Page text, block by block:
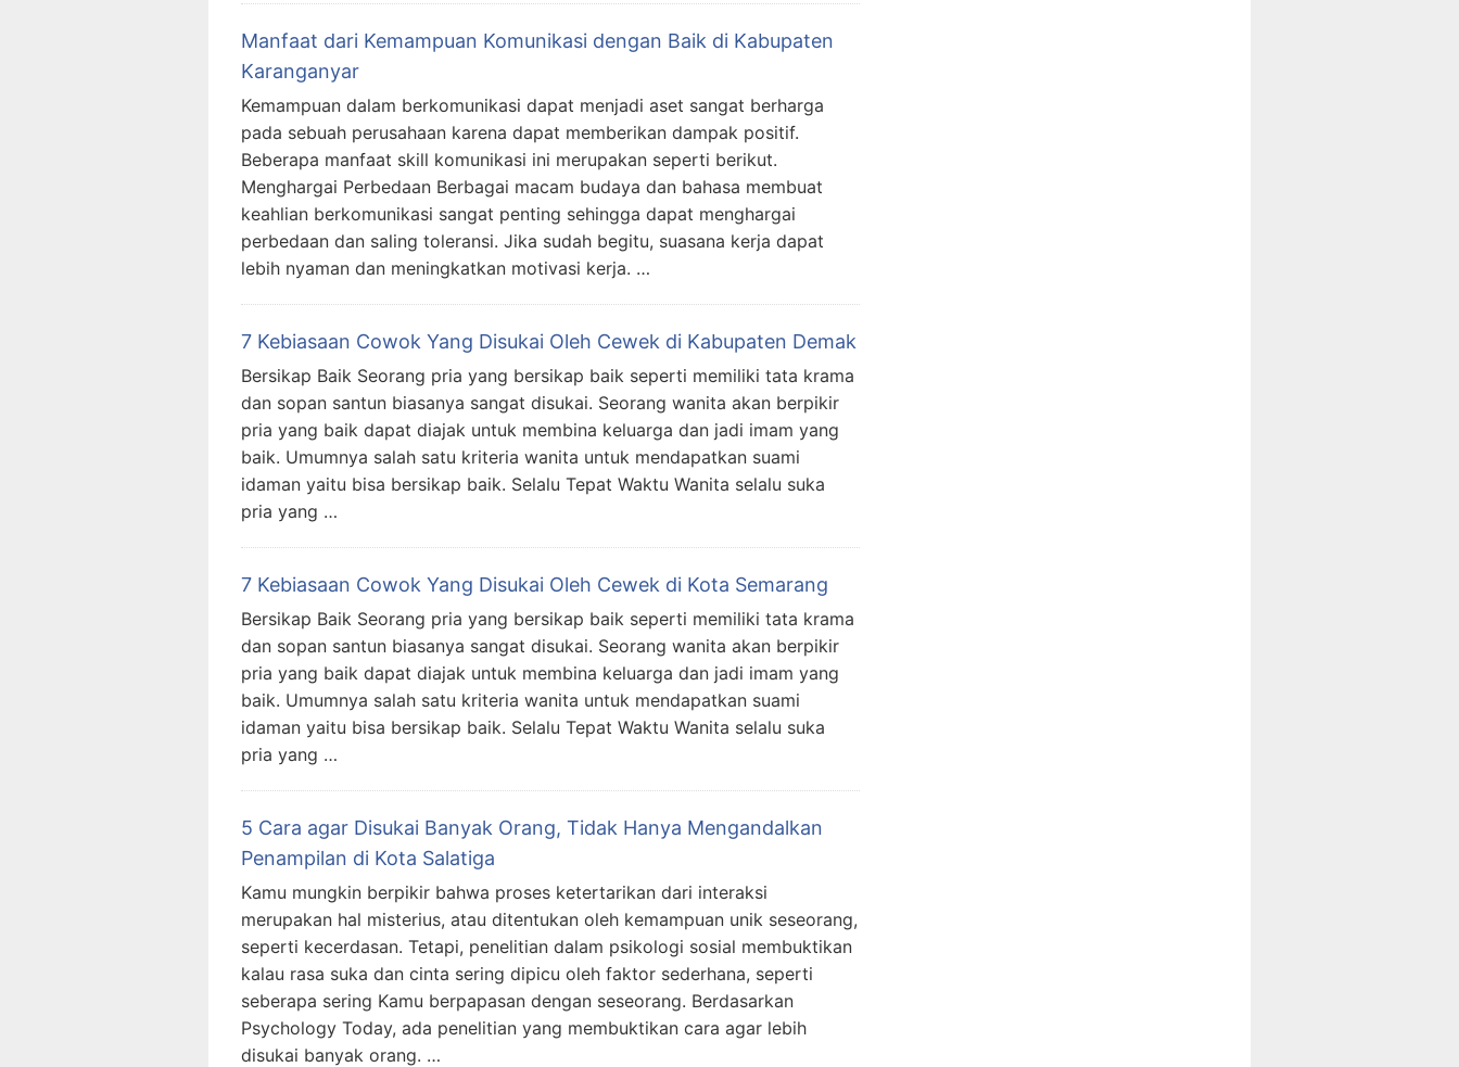
Manfaat dari Kemampuan Komunikasi dengan Baik di Kabupaten
Karanganyar
Kemampuan dalam berkomunikasi dapat menjadi aset sangat berharga
pada sebuah perusahaan karena dapat memberikan dampak positif.
Beberapa manfaat skill komunikasi ini merupakan seperti berikut.
Menghargai Perbedaan Berbagai macam budaya dan bahasa membuat
keahlian berkomunikasi sangat penting sehingga dapat menghargai
perbedaan dan saling toleransi. Jika sudah begitu, suasana kerja dapat
lebih nyaman dan meningkatkan motivasi kerja. …
7 Kebiasaan Cowok Yang Disukai Oleh Cewek di Kabupaten Demak
Bersikap Baik Seorang pria yang bersikap baik seperti memiliki tata krama
dan sopan santun biasanya sangat disukai. Seorang wanita akan berpikir
pria yang baik dapat diajak untuk membina keluarga dan jadi imam yang
baik. Umumnya salah satu kriteria wanita untuk mendapatkan suami
idaman yaitu bisa bersikap baik. Selalu Tepat Waktu Wanita selalu suka
pria yang …
7 Kebiasaan Cowok Yang Disukai Oleh Cewek di Kota Semarang
Bersikap Baik Seorang pria yang bersikap baik seperti memiliki tata krama
dan sopan santun biasanya sangat disukai. Seorang wanita akan berpikir
pria yang baik dapat diajak untuk membina keluarga dan jadi imam yang
baik. Umumnya salah satu kriteria wanita untuk mendapatkan suami
idaman yaitu bisa bersikap baik. Selalu Tepat Waktu Wanita selalu suka
pria yang …
5 Cara agar Disukai Banyak Orang, Tidak Hanya Mengandalkan
Penampilan di Kota Salatiga
Kamu mungkin berpikir bahwa proses ketertarikan dari interaksi
merupakan hal misterius, atau ditentukan oleh kemampuan unik seseorang,
seperti kecerdasan. Tetapi, penelitian dalam psikologi sosial membuktikan
kalau rasa suka dan cinta sering dipicu oleh faktor sederhana, seperti
seberapa sering Kamu berpapasan dengan seseorang. Berdasarkan
Psychology Today, ada penelitian yang membuktikan cara agar lebih
disukai banyak orang. …